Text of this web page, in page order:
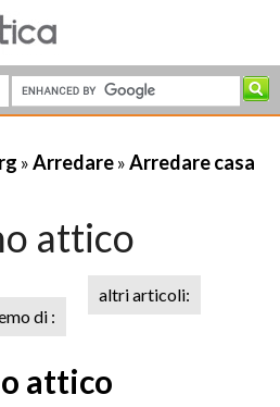
»Arredare»Arredare casa
attico
di :
altri articoli:
attico